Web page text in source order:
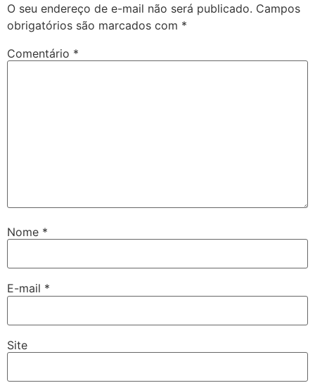
O seu endereço de e-mail não será publicado. Campos
obrigatórios são marcados com *
Comentário *
Nome *
E-mail *
Site